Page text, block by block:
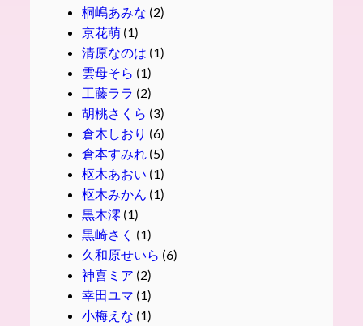
桐嶋あみな (2)
京花萌(1)
清原なのは (1)
雲母そら (1)
工藤ララ (2)
胡桃さくら (3)
倉木しおり (6)
倉本すみれ (5)
枢木あおい (1)
枢木みかん (1)
黒木澪 (1)
黒崎さく (1)
久和原せいら (6)
神喜ミア (2)
幸田ユマ (1)
小梅えな (1)